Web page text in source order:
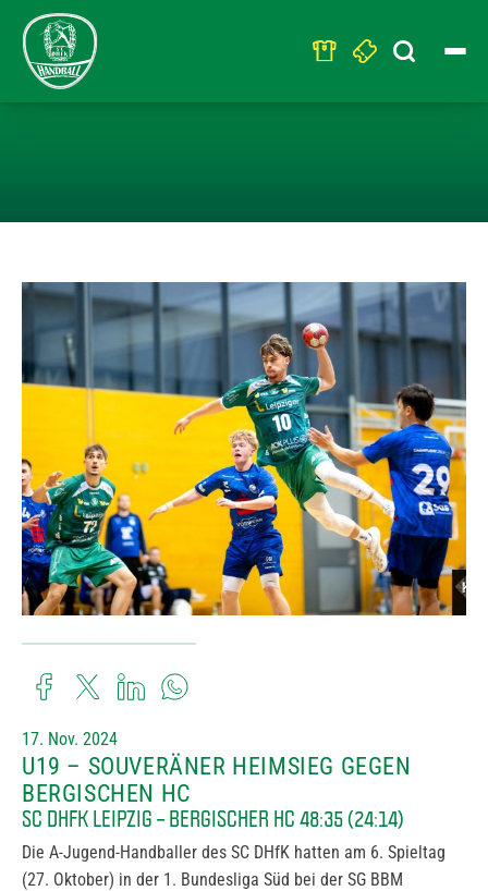
Search
for:
17. Nov. 2024
U19 – SOUVERÄNER HEIMSIEG GEGEN
BERGISCHEN HC
SC DHFK LEIPZIG – BERGISCHER HC 48:35 (24:14)
Die A-Jugend-Handballer des SC DHfK hatten am 6. Spieltag
(27. Oktober) in der 1. Bundesliga Süd bei der SG BBM